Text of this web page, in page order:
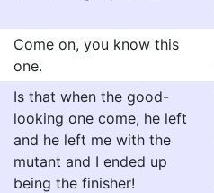
Come on, you know this
one.
Is that when the good-
looking one come, he left
and he left me with the
mutant and I ended up
being the finisher!